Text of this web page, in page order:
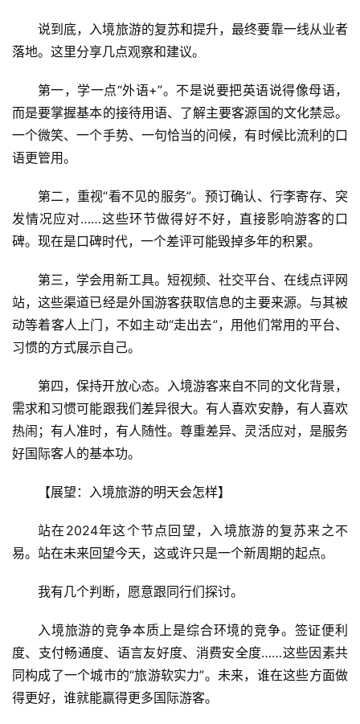
说到底，入境旅游的复苏和提升，最终要靠一线从业者
落地。这里分享几点观察和建议。
第一，学一点“外语+”。不是说要把英语说得像母语，
而是要掌握基本的接待用语、了解主要客源国的文化禁忌。
一个微笑、一个手势、一句恰当的问候，有时候比流利的口
语更管用。
第二，重视“看不见的服务”。预订确认、行李寄存、突
发情况应对……这些环节做得好不好，直接影响游客的口
碑。现在是口碑时代，一个差评可能毁掉多年的积累。
第三，学会用新工具。短视频、社交平台、在线点评网
站，这些渠道已经是外国游客获取信息的主要来源。与其被
动等着客人上门，不如主动“走出去”，用他们常用的平台、
习惯的方式展示自己。
第四，保持开放心态。入境游客来自不同的文化背景，
需求和习惯可能跟我们差异很大。有人喜欢安静，有人喜欢
热闹；有人准时，有人随性。尊重差异、灵活应对，是服务
好国际客人的基本功。
【展望：入境旅游的明天会怎样】
站在2024年这个节点回望，入境旅游的复苏来之不
易。站在未来回望今天，这或许只是一个新周期的起点。
我有几个判断，愿意跟同行们探讨。
入境旅游的竞争本质上是综合环境的竞争。签证便利
度、支付畅通度、语言友好度、消费安全度……这些因素共
同构成了一个城市的“旅游软实力”。未来，谁在这些方面做
得更好，谁就能赢得更多国际游客。